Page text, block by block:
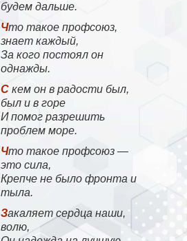
будем дальше.
Что такое профсоюз,
знает каждый,
За кого постоял он
однажды.
С кем он в радости был,
был и в горе
И помог разрешить
проблем море.
Что такое профсоюз —
это сила,
Крепче не было фронта и
тыла.
Закаляет сердца наши,
волю,